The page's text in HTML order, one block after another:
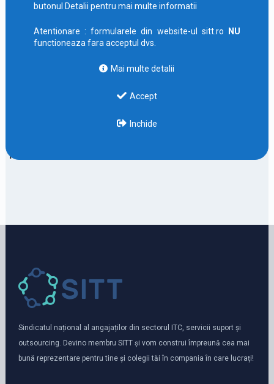
Servicii Suport și Outsourcing – SITT, activ în
București, Timișoara, Brașov, Iași și Cluj, lansează un
pandemiei COVID-19.
Sindicatul național al angajaților din sectorul ITC, servicii suport și
outsourcing. Devino membru SITT și vom construi împreună cea mai
bună reprezentare pentru tine și colegii tăi în compania în care lucrați!
butonul Detalii pentru mai multe informatii
Atentionare : formularele din website-ul sitt.ro
NU
functioneaza fara acceptul dvs.
Mai multe detalii
Accept
Inchide